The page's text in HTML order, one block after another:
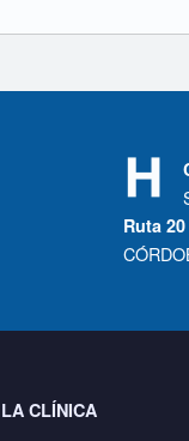
Ruta 20
LA CLÍNICA